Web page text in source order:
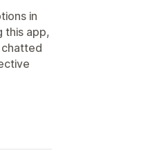
in
this app,